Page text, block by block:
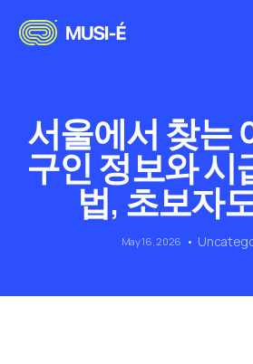
서울에서 찾는
구인 정보와 시
법, 초보자
May 16, 2026